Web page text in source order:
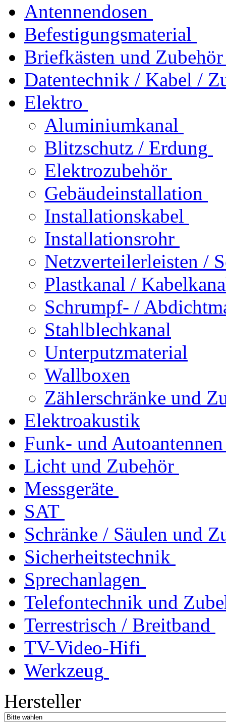
Antennendosen
Befestigungsmaterial
Briefkästen und Zubehör
Datentechnik / Kabel /
Elektro
Aluminiumkanal
Blitzschutz / Erdung
Elektrozubehör
Gebäudeinstallation
Installationskabel
Installationsrohr
Netzverteilerleisten /
Plastkanal /
Schrumpf- /
Stahlblechkanal
Unterputzmaterial
Wallboxen
Zählerschränke und
Elektroakustik
Funk- und Autoantennen
Licht und Zubehör
Messgeräte
SAT
Schränke / Säulen und
Sicherheitstechnik
Sprechanlagen
Telefontechnik und
Terrestrisch / Breitband
TV-Video-Hifi
Werkzeug
Hersteller